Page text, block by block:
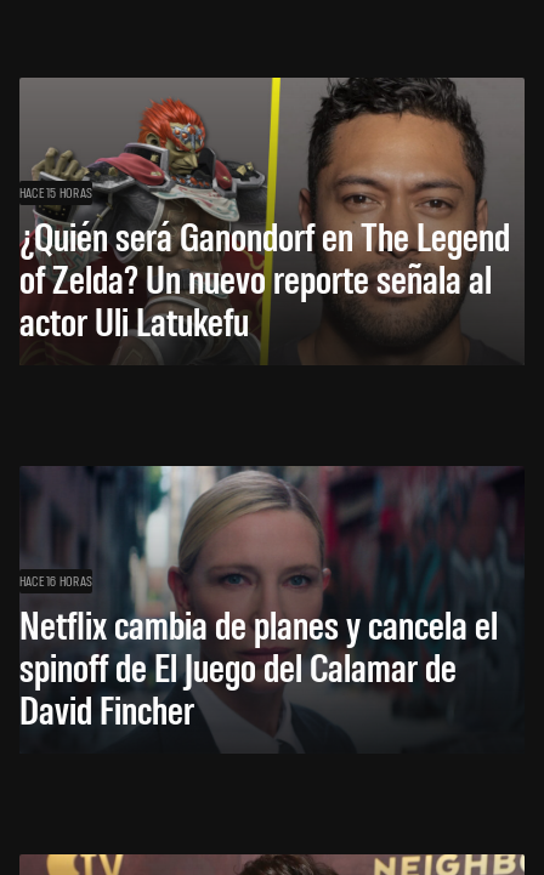
HACE 15 HORAS
¿Quién será Ganondorf en The Legend
of Zelda? Un nuevo reporte señala al
actor Uli Latukefu
HACE 16 HORAS
Netflix cambia de planes y cancela el
spinoff de El Juego del Calamar de
David Fincher